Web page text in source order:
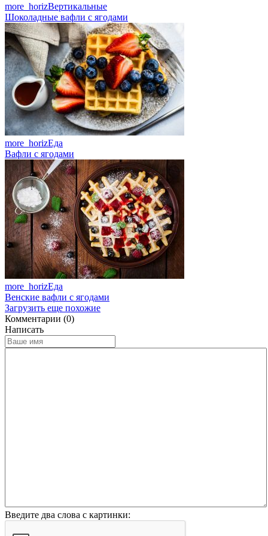
more_horizВертикальные
Шоколадные вафли с ягодами
more_horizЕда
Вафли с ягодами
more_horizЕда
Венские вафли с ягодами
Загрузить еще похожие
Комментарии (0)
Написать
Введите два слова с картинки: